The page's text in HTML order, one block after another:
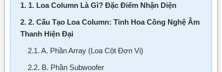
1. 1. Loa Column Là Gì? Đặc Điểm Nhận Diện
2. 2. Cấu Tạo Loa Column: Tinh Hoa Công Nghệ Âm
Thanh Hiện Đại
2.1. A. Phần Array (Loa Cột Đơn Vị)
2.2. B. Phần Subwoofer